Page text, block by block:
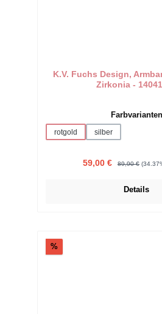
K.V. Fuchs Design,
Zirkonia -
Farbvarianten
rotgold silber
Verkaufspreis:
59,00 € Regulärer Preis:
89,90 €
Details
%Rabatt